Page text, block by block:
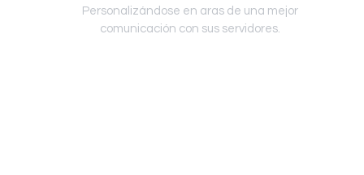
Personalizándose en aras de una mejor
comunicación con sus servidores.